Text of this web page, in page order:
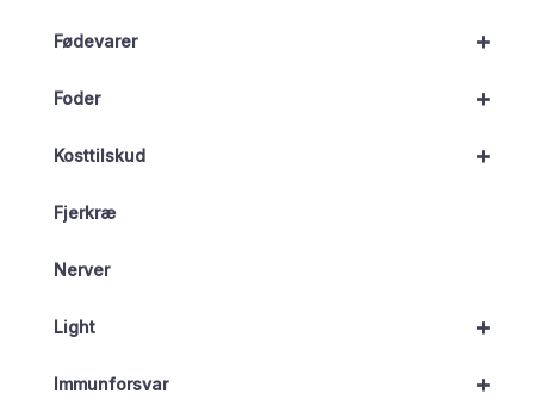
+
Fødevarer
+
Foder
+
Kosttilskud
Fjerkræ
Nerver
+
Light
+
Immunforsvar